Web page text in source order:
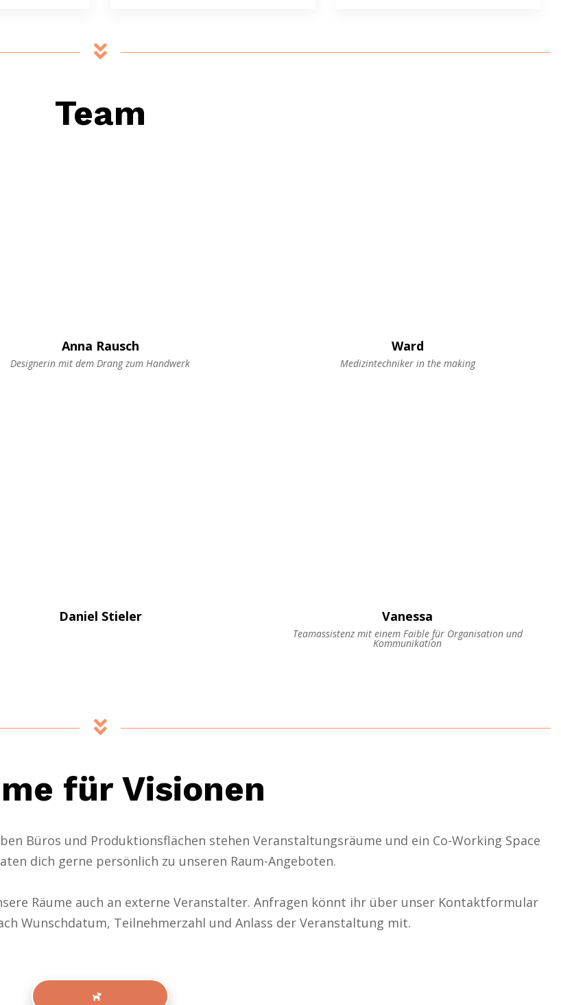
Team
Anna Rausch
Designerin mit dem Drang zum Handwerk
Daniel Stieler
Ward
Medizintechniker in the making
Vanessa
Teamassistenz mit einem Faible für Organisation und
Kommunikation
für Visionen
Büros und Produktionsflächen stehen Veranstaltungsräume und ein Co-Working Space
dich gerne persönlich zu unseren Raum-Angeboten.
Räume auch an externe Veranstalter. Anfragen könnt ihr über unser Kontaktformular
Wunschdatum, Teilnehmerzahl und Anlass der Veranstaltung mit.